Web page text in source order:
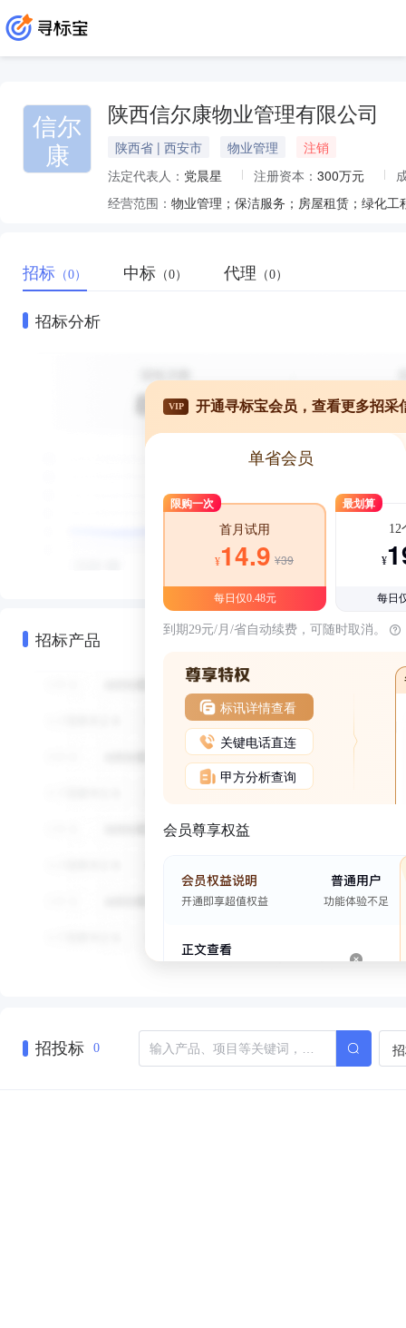
信尔
康
陕西信尔康物业管理有限公司
陕西省 | 西安市 物业管理
注销
法定代表人： 党晨星 注册资本： 300万元
经营范围：
招标 （0） 中标 （0） 代理 （0）
招标分析
招标产品
VIP 开通寻标宝会员，查看更多招采
单省会员
限购一次
首月试用
¥14.9 ¥39
每日仅0.48元
最划算
12
¥
每日
到期29元/月/省自动续费，可随时取消。
标讯详情查看
关键电话直连
甲方分析查询
会员尊享权益
招投标 0